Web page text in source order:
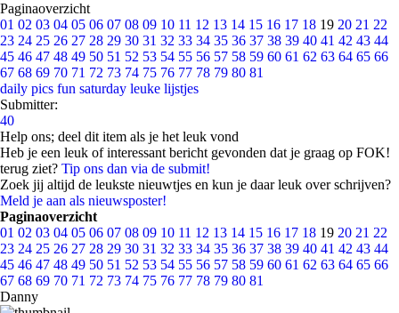
Paginaoverzicht
01 02 03 04 05 06 07 08 09 10 11 12 13 14 15 16 17 18 19 20 21 22
23 24 25 26 27 28 29 30 31 32 33 34 35 36 37 38 39 40 41 42 43 44
45 46 47 48 49 50 51 52 53 54 55 56 57 58 59 60 61 62 63 64 65 66
67 68 69 70 71 72 73 74 75 76 77 78 79 80 81
daily pics fun saturday leuke lijstjes
Submitter:
40
Help ons; deel dit item als je het leuk vond
Heb je een leuk of interessant bericht gevonden dat je graag op FOK!
terug ziet? Tip ons dan via de submit!
Zoek jij altijd de leukste nieuwtjes en kun je daar leuk over schrijven?
Meld je aan als nieuwsposter!
Paginaoverzicht
01 02 03 04 05 06 07 08 09 10 11 12 13 14 15 16 17 18 19 20 21 22
23 24 25 26 27 28 29 30 31 32 33 34 35 36 37 38 39 40 41 42 43 44
45 46 47 48 49 50 51 52 53 54 55 56 57 58 59 60 61 62 63 64 65 66
67 68 69 70 71 72 73 74 75 76 77 78 79 80 81
Danny